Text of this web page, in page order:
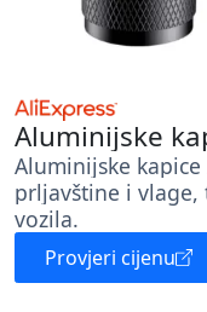
Aluminijske
Aluminijske
prljavštine i vlage,
vozila.
Provjeri cijenu